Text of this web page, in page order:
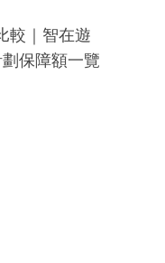
較｜智在遊
保障額一覽